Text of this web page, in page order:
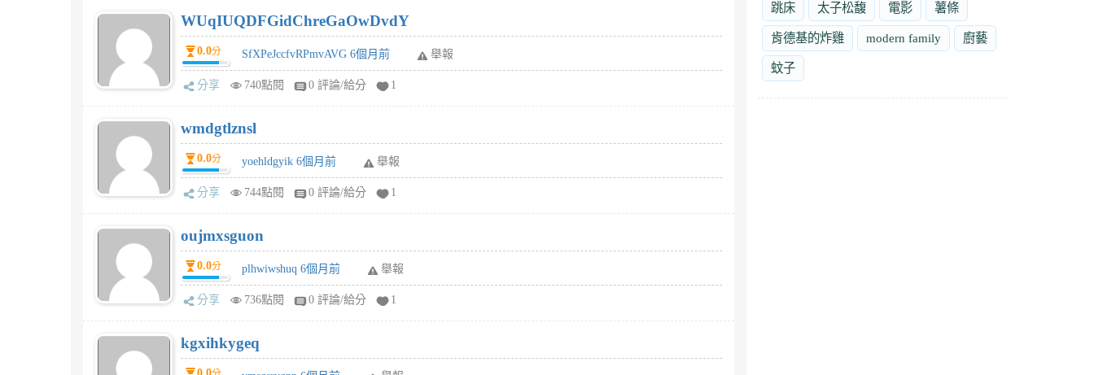
WUqIUQDFGidChreGaOwDvdY
0.0分 SfXPeJccfvRPmvAVG 6個月前 舉報
分享 740點閱 0 評論/給分 1
wmdgtlznsl
0.0分 yoehldgyik 6個月前 舉報
分享 744點閱 0 評論/給分 1
oujmxsguon
0.0分 plhwiwshuq 6個月前 舉報
分享 736點閱 0 評論/給分 1
kgxihkygeq
跳床 太子松馥 電影 薯條
肯德基的炸雞 modern family 廚藝
蚊子